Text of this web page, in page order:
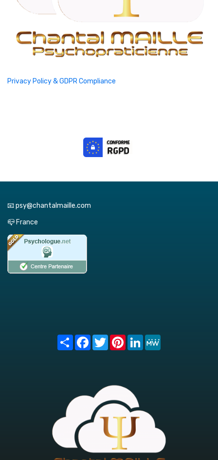
Privacy Policy & GDPR Compliance
📧 psy@chantalmaille.com
📪 France
Share FacebookTwitterPinterest
LinkedIn